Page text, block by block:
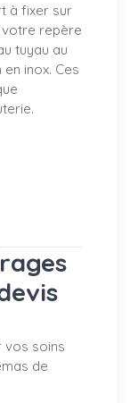
à fixer sur
votre repère
tuyau au
inox. Ces
vos soins
de